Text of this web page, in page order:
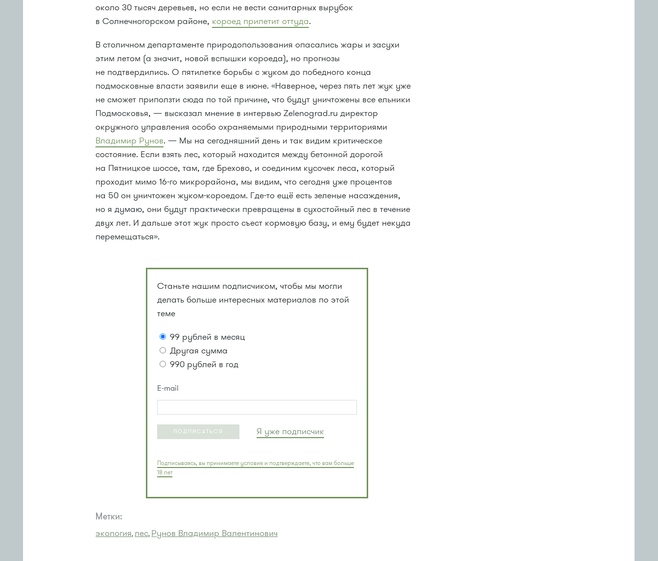
около 30 тысяч деревьев, но если не вести санитарных вырубок
в Солнечногорском районе, короед прилетит оттуда.
В столичном департаменте природопользования опасались жары и засухи
этим летом (а значит, новой вспышки короеда), но прогнозы
не подтвердились. О пятилетке борьбы с жуком до победного конца
подмосковные власти заявили еще в июне. «Наверное, через пять лет жук уже
не сможет приползти сюда по той причине, что будут уничтожены все ельники
Подмосковья, — высказал мнение в интервью Zelenograd.ru директор
окружного управления особо охраняемыми природными территориями
Владимир Рунов. — Мы на сегодняшний день и так видим критическое
состояние. Если взять лес, который находится между бетонной дорогой
на Пятницкое шоссе, там, где Брехово, и соединим кусочек леса, который
проходит мимо16-го микрорайона, мы видим, что сегодня уже процентов
на 50 он уничтожен жуком-короедом. Где-то ещё есть зеленые насаждения,
но я думаю, они будут практически превращены в сухостойный лес в течение
двух лет. И дальше этот жук просто съест кормовую базу, и ему будет некуда
перемещаться».
Станьте нашим подписчиком, чтобы мы могли
делать больше интересных материалов по этой
теме
99 рублей в месяц
Другая сумма
990 рублей в год
E-mail
ПОДПИСАТЬСЯ Я уже подписчик
Подписываясь, вы принимаете условия и подтверждаете, что вам больше
18 лет
Метки:
экология,лес, Рунов Владимир Валентинович